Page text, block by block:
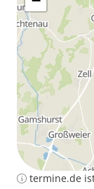
termine.de